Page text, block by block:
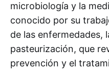
microbiología y la
conocido por su
de las enfermedades,
pasteurización, que
prevención y el